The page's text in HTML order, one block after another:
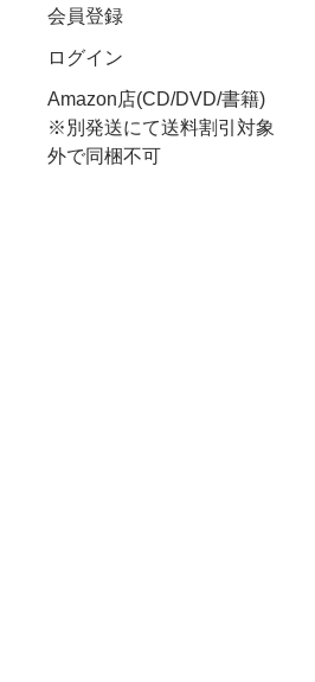
会員登録
ログイン
Amazon店(CD/DVD/書籍)
※別発送にて送料割引対象
外で同梱不可